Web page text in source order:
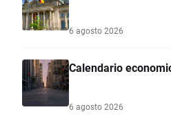
6 agosto 2026
Calendario
6 agosto 2026